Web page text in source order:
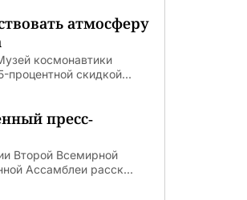
атмосферу
космонавтики
процентной скидкой...
пресс-
Второй Всемирной
Ассамблеи расск...